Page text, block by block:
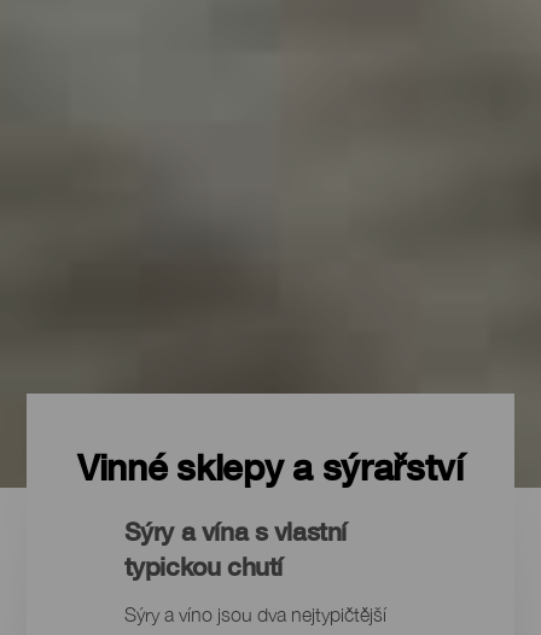
Vinné sklepy a sýrařství
Sýry a vína s vlastní
typickou chutí
Sýry a víno jsou dva nejtypičtější